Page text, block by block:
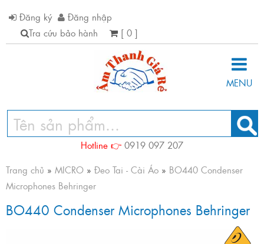
Đăng ký
Đăng nhập
Tra cứu bảo hành
[ 0 ]
MENU
Hotline 👉 0919 097 207
Trang chủ » MICRO » Đeo Tai - Cài Áo » BO440 Condenser
Microphones Behringer
BO440 Condenser Microphones Behringer